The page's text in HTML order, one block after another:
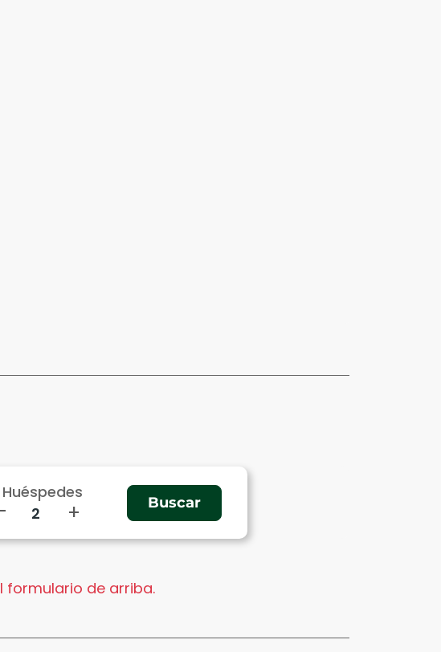
Huéspedes
+
formulario de arriba.